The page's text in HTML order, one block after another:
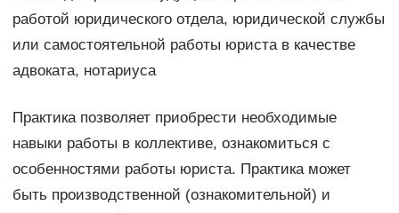
работой юридического отдела, юридической службы
или самостоятельной работы юриста в качестве
адвоката, нотариуса
Практика позволяет приобрести необходимые
навыки работы в коллективе, ознакомиться с
особенностями работы юриста. Практика может
быть производственной (ознакомительной) и